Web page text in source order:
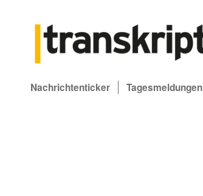
Nachrichtenticker Tagesmeldungen